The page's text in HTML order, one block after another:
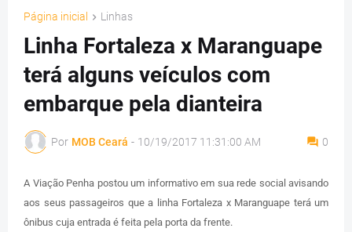
Página inicial Linhas
Linha Fortaleza x Maranguape
terá alguns veículos com
embarque pela dianteira
Por MOB Ceará - 10/19/2017 11:31:00 AM 0
A Viação Penha postou um informativo em sua rede social avisando
aos seus passageiros que a linha Fortaleza x Maranguape terá um
ônibus cuja entrada é feita pela porta da frente.